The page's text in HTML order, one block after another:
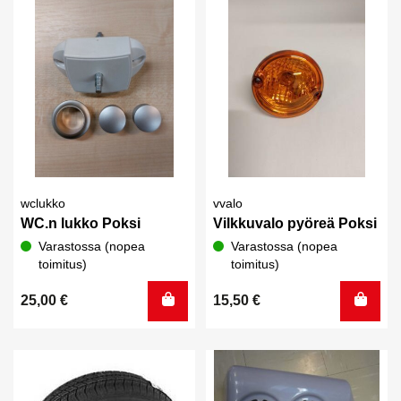
wclukko
WC.n lukko Poksi
Varastossa (nopea
toimitus)
25,00 €
vvalo
Vilkkuvalo pyöreä Poksi
Varastossa (nopea
toimitus)
15,50 €